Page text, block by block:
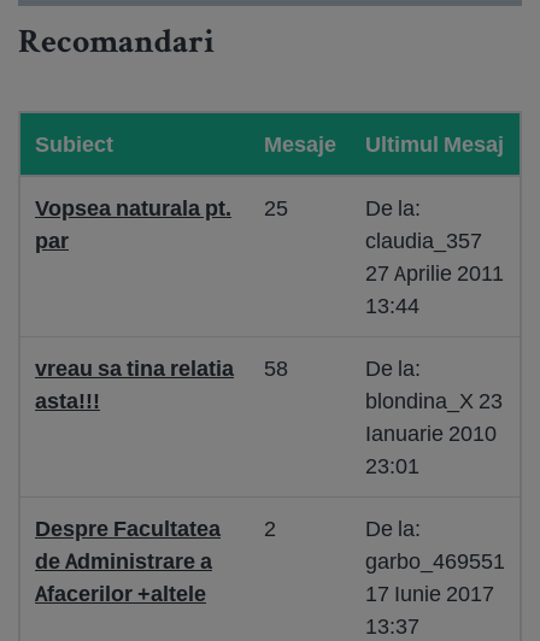
Recomandari
Subiect Mesaje Ultimul Mesaj
Vopsea naturala pt.
par
25
De la:
claudia_357
27 Aprilie 2011
13:44
vreau sa tina relatia
asta!!!
58
De la:
blondina_X 23
Ianuarie 2010
23:01
Despre Facultatea
de Administrare a
Afacerilor +altele
2
De la:
garbo_469551
17 Iunie 2017
13:37